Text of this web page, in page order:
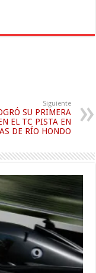
Siguiente
SU PRIMERA
EL TC PISTA EN
DE RÍO HONDO